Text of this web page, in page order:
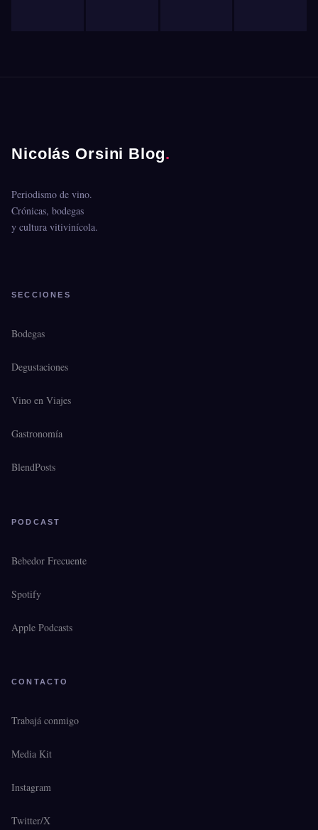
Nicolás Orsini Blog.
Periodismo de vino.
Crónicas, bodegas
y cultura vitivinícola.
SECCIONES
Bodegas
Degustaciones
Vino en Viajes
Gastronomía
BlendPosts
PODCAST
Bebedor Frecuente
Spotify
Apple Podcasts
CONTACTO
Trabajá conmigo
Media Kit
Instagram
Twitter/X